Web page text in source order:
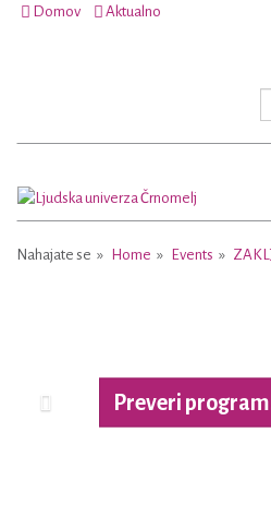
Domov Aktualno
Nahajate se Home Events
Preveri